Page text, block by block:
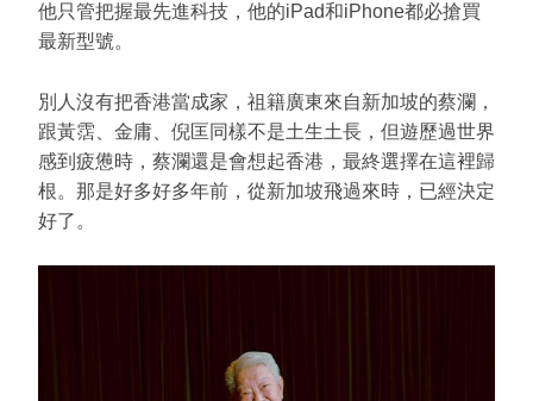
他只管把握最先進科技，他的iPad和iPhone都必搶買
最新型號。
別人沒有把香港當成家，祖籍廣東來自新加坡的蔡瀾，
跟黃霑、金庸、倪匡同樣不是土生土長，但遊歷過世界
感到疲憊時，蔡瀾還是會想起香港，最終選擇在這裡歸
根。那是好多好多年前，從新加坡飛過來時，已經決定
好了。